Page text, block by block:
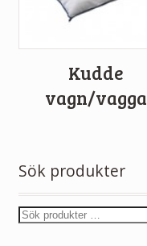
Kudde
vagn/vagga
Sök produkter